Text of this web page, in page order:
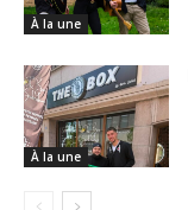
À la une
À la une